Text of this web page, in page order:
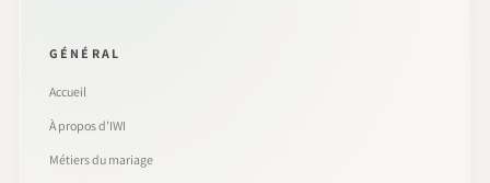
GÉNÉRAL
Accueil
À propos d’IWI
Métiers du mariage